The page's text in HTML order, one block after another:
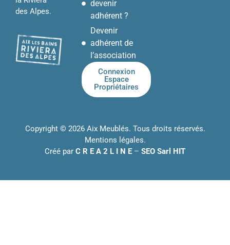
des Alpes.
devenir
adhérent ?
Devenir
adhérent de
l’association
Connexion
Espace
Propriétaires
Copyright © 2026 Aix Meublés. Tous droits réservés.
Mentions légales.
Créé par C R E A 2 L I N E – SEO Sarl HIT